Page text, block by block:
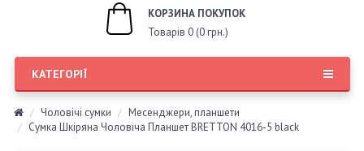
КОРЗИНА ПОКУПОК
Товарів 0 (0 грн.)
КАТЕГОРІЇ
Чоловічі сумки
Месенджери, планшети
Сумка Шкіряна Чоловіча Планшет BRETTON 4016-5 black